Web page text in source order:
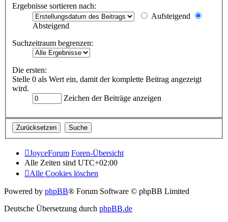
Ergebnisse sortieren nach:
Aufsteigend
Absteigend
Suchzeitraum begrenzen:
Die ersten:
Stelle 0 als Wert ein, damit der komplette Beitrag angezeigt
wird.
Zeichen der Beiträge anzeigen
JoyceForum Foren-Übersicht
Alle Zeiten sind UTC+02:00
Alle Cookies löschen
Powered by phpBB® Forum Software © phpBB Limited
Deutsche Übersetzung durch phpBB.de